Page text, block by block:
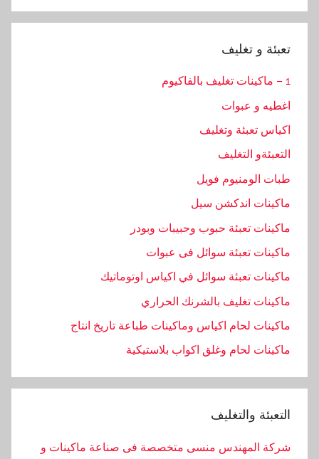
تعبئة و تغليف
1 – ماكينات تغليف بالفاكيوم
اغطيه و عبوات
اكياس تعبئة وتغليف
التعبئةو التغليف
طبات الومنيوم فويل
ماكينات اندكشن سيل
ماكينات تعبئة حبوب وحبيبات وبودر
ماكينات تعبئة سوائل فى عبوات
ماكينات تعبئة سوائل في اكياس اوتوماتيك
ماكينات تغليف بالشرنك الحراري
ماكينات لحام اكياس وماكينات طباعة تاريخ انتاج
ماكينات لحام وغلق اكواب بلاستيكية
التعبئة والتغليف
شركة المهندس منسى متخصصة فى صناعة ماكينات و